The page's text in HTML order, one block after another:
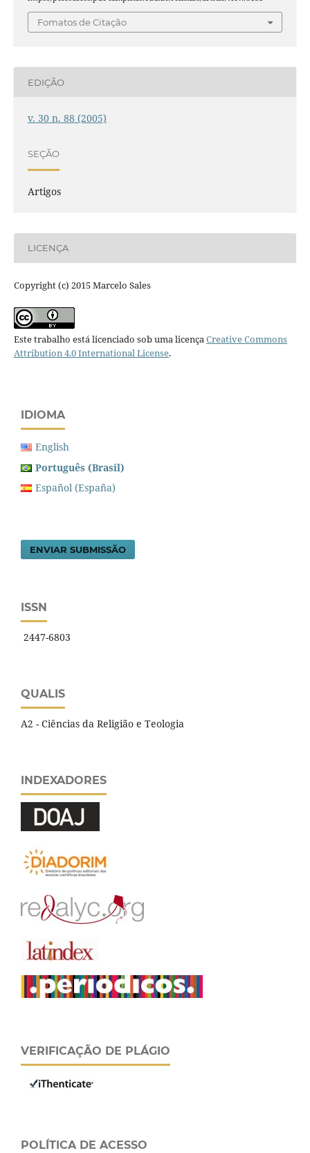
Fomatos de Citação
EDIÇÃO
v. 30 n. 88 (2005)
SEÇÃO
Artigos
LICENÇA
Copyright (c) 2015 Marcelo Sales
Este trabalho está licenciado sob uma licença Creative Commons
Attribution 4.0 International License.
IDIOMA
English
Português (Brasil)
Español (España)
ENVIAR SUBMISSÃO
ISSN
2447-6803
QUALIS
A2 - Ciências da Religião e Teologia
INDEXADORES
VERIFICAÇÃO DE PLÁGIO
POLÍTICA DE ACESSO